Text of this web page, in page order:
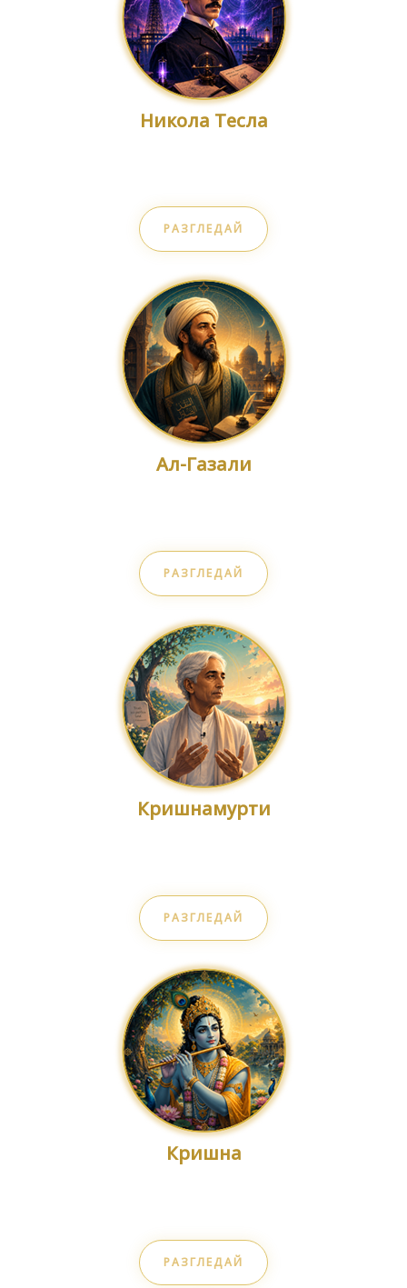
Никола Тесла
РАЗГЛЕДАЙ
Ал-Газали
РАЗГЛЕДАЙ
Кришнамурти
РАЗГЛЕДАЙ
Кришна
РАЗГЛЕДАЙ